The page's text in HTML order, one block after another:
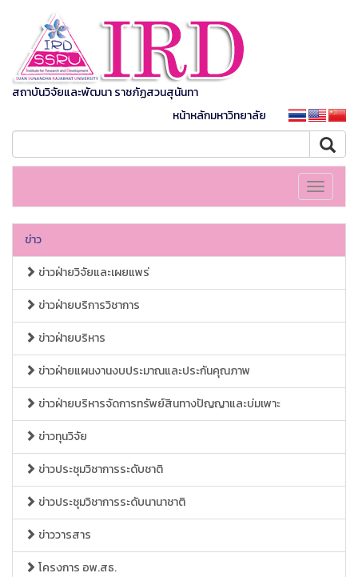
สถาบันวิจัยและพัฒนา ราชภัฏสวนสุนันทา
หน้าหลักมหาวิทยาลัย
Toggle
ข่าว
ข่าวฝ่ายวิจัยและเผยแพร่
ข่าวฝ่ายบริการวิชาการ
ข่าวฝ่ายบริหาร
ข่าวฝ่ายแผนงานงบประมาณและประกันคุณภาพ
ข่าวฝ่ายบริหารจัดการทรัพย์สินทางปัญญาและบ่มเพาะ
ข่าวทุนวิจัย
ข่าวประชุมวิชาการระดับชาติ
ข่าวประชุมวิชาการระดับนานาชาติ
ข่าววารสาร
โครงการ อพ.สธ.